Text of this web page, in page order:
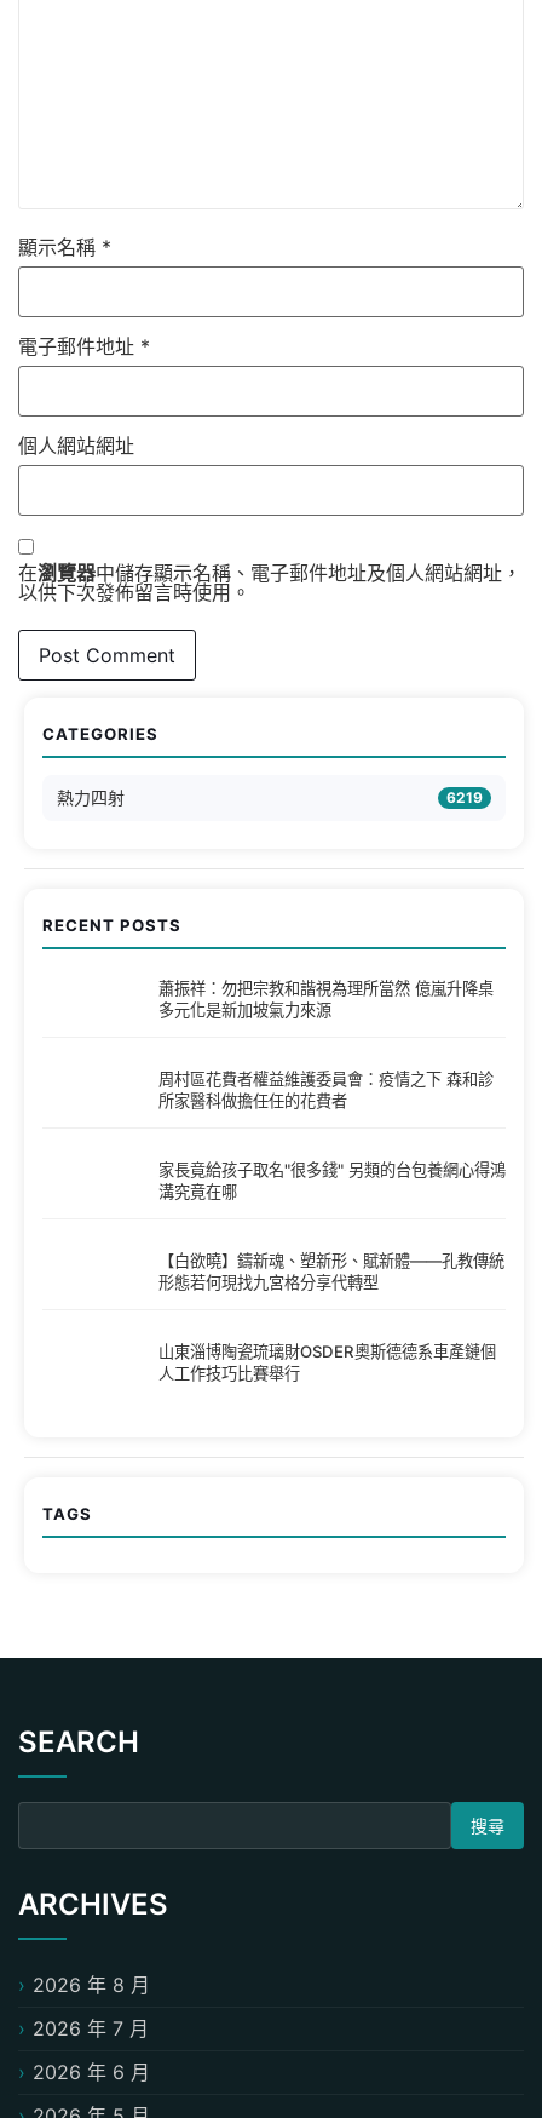
顯示名稱 *
電子郵件地址 *
個人網站網址
在瀏覽器中儲存顯示名稱、電子郵件地址及個人網站網址，
以供下次發佈留言時使用。
CATEGORIES
熱力四射 6219
RECENT POSTS
蕭振祥：勿把宗教和諧視為理所當然 億嵐升降桌
多元化是新加坡氣力來源
周村區花費者權益維護委員會：疫情之下 森和診
所家醫科做擔任任的花費者
家長竟給孩子取名"很多錢" 另類的台包養網心得鴻
溝究竟在哪
【白欲曉】鑄新魂、塑新形、賦新體——孔教傳統
形態若何現找九宮格分享代轉型
山東淄博陶瓷琉璃財OSDER奧斯德德系車產鏈個
人工作技巧比賽舉行
TAGS
SEARCH
搜尋關鍵字:
ARCHIVES
2026 年 8 月
2026 年 7 月
2026 年 6 月